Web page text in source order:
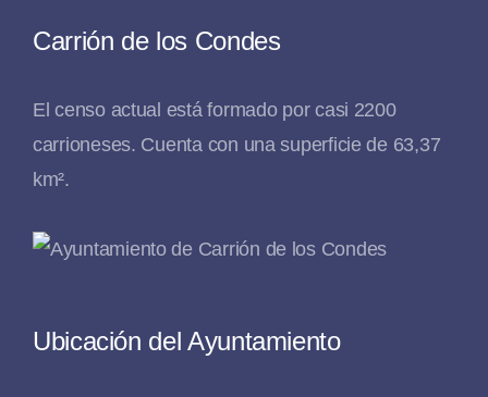
Carrión de los Condes
El censo actual está formado por casi 2200
carrioneses. Cuenta con una superficie de 63,37
km².
Ubicación del Ayuntamiento